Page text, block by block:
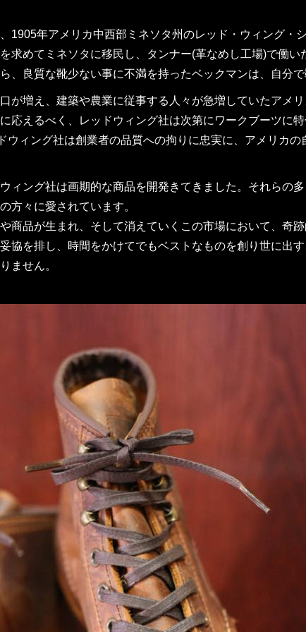
1905年アメリカ中西部ミネソタ州のレッド・ウィング・
求めてミネソタに移民し、タンナー(革なめし工場)で働い
、良質な靴少ない事に不満を持ったベックマンは、自分
が増え、建築や農業に従事する人々が急増していたアメ
応えるべく、レッドウィング社は次第にワークブーツに特
ウィング社は創業者の品質への拘りに忠実に、アメリカ
ィング社は画期的な商品を開発きてきました。それらの
方々に愛されています。
商品が生まれ、そして消えていくこの市場において、奇
協を排し、時間をかけてでもベストなものを創り世に出
ません。